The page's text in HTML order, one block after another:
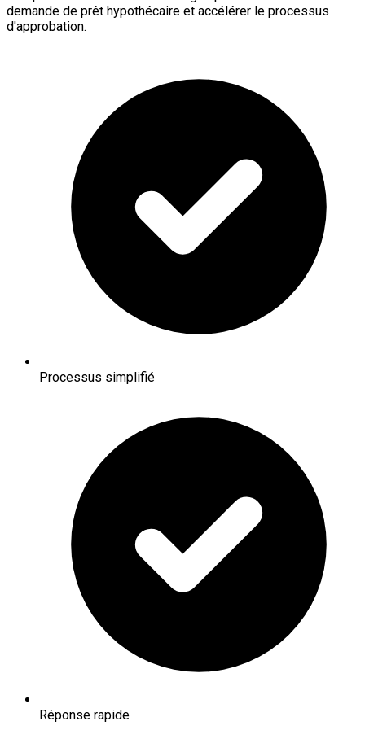
demande de prêt hypothécaire et accélérer le processus
d'approbation.
Processus simplifié
Réponse rapide